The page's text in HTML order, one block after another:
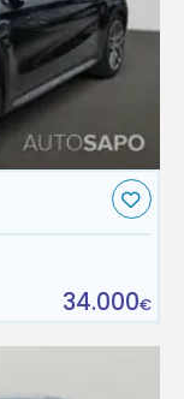
34.000€